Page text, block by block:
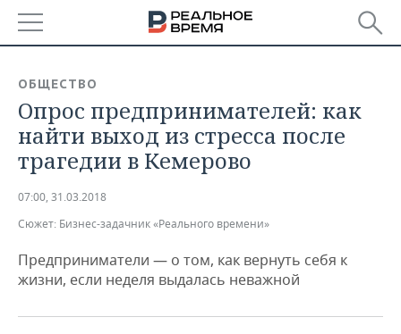
БАШКОРТОСТАН
ТАТАРСТАН
НОВОСТИ
АНАЛИТИКА
ДЕКЛАРАЦИИ О ДОХОДАХ
КОРОЛИ ГОСЗАКАЗА ПФО
НОВОСТИ ЭКОНОМИКИ
ФИНАНСЫ
ПРОМЫШЛЕННОСТЬ
НОВОСТИ
ПРОМЫШЛЕННОСТИ
НЕДВИЖИМОСТЬ
ОБЩЕСТВО
Опрос предпринимателей: как
найти выход из стресса после
трагедии в Кемерово
07:00, 31.03.2018
Сюжет: Бизнес-задачник «Реального времени»
Предприниматели — о том, как вернуть себя к
жизни, если неделя выдалась неважной